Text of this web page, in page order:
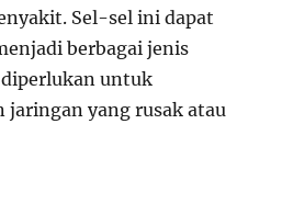
Sel-sel ini dapat
berbagai jenis
untuk
jaringan yang rusak atau